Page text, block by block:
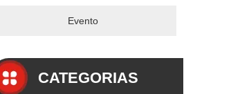
Evento
CATEGORIAS